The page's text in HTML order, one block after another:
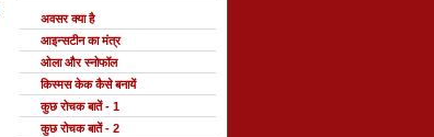
अवसर क्या है
आइन्सटीन का मंत्र
ओला और स्नोफॉल
किस्मस केक कैसे बनायें
कुछ रोचक बातें - 1
कुछ रोचक बातें - 2